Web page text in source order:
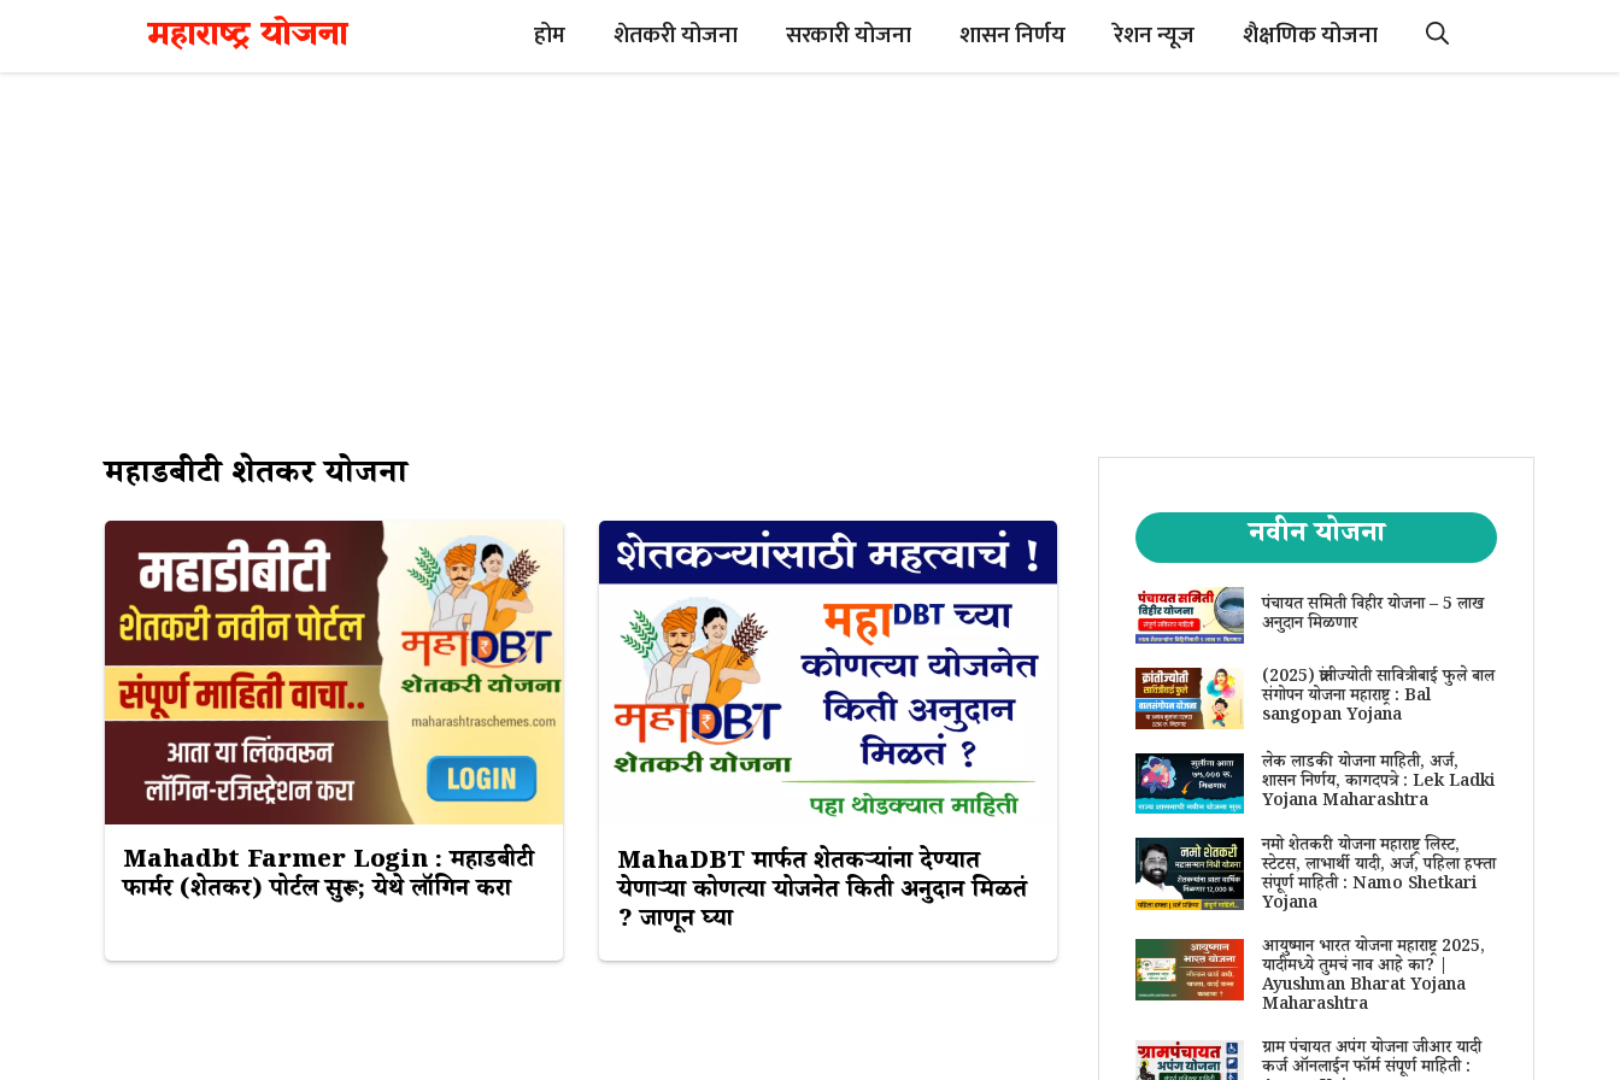
महाराष्ट्र योजना होम शेतकरी योजना सरकारी योजना शासन निर्णय रेशन न्यूज शैक्षणिक योजना
महाडीबीटी शेतकरी योजना
Mahadbt Farmer Login : महाडीबीटी
फार्मर (शेतकरी) पोर्टल सुरू; येथे लॉगिन करा
MahaDBT मार्फत शेतकऱ्यांना देण्यात
येणाऱ्या कोणत्या योजनेत किती अनुदान मिळतं
? जाणून घ्या
नवीन योजना
पंचायत समिती विहीर योजना – 5 लाख
अनुदान मिळणार
(2025) क्रांतीज्योती सावित्रीबाई फुले बाल
संगोपन योजना महाराष्ट्र : Bal
sangopan Yojana
लेक लाडकी योजना माहिती, अर्ज,
शासन निर्णय, कागदपत्रे : Lek Ladki
Yojana Maharashtra
नमो शेतकरी योजना महाराष्ट्र लिस्ट,
स्टेटस, लाभार्थी यादी, अर्ज, पहिला हफ्ता
संपूर्ण माहिती : Namo Shetkari
Yojana
आयुष्मान भारत योजना महाराष्ट्र 2025,
यादीमध्ये तुमचं नाव आहे का? |
Ayushman Bharat Yojana
Maharashtra
ग्राम पंचायत अपंग योजना जीआर यादी
कर्ज ऑनलाईन फॉर्म संपूर्ण माहिती :